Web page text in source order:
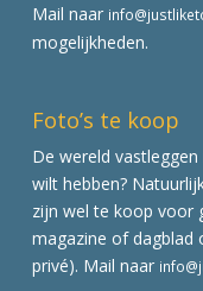
Mail naar
mogelijkheden.
Foto’s te koop
De wereld
wilt hebben?
zijn wel te koop voor
magazine of dagblad
privé). Mail naar